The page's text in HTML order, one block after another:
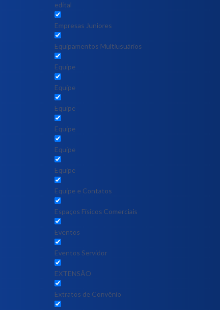
edital
Empresas Juniores
Equipamentos Multiusuários
Equipe
Equipe
Equipe
Equipe
Equipe
Equipe
Equipe e Contatos
Espaços Físicos Comerciais
Eventos
Eventos Servidor
EXTENSÃO
Extratos de Convênio